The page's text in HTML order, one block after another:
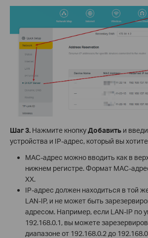
Шаг 3. Нажмите кнопкуДобавить и
устройства и IP-адрес, который вы
MAC-адрес можно вводить как в
нижнем регистре. Формат MAC-
XX.
IP-адрес должен находиться в той
LAN-IP, и не может быть
адресом. Например, если LAN-IP по
192.168.0.1, вы можете
диапазоне от 192.168.0.2 до